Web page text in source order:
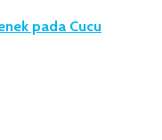
pada Cucu